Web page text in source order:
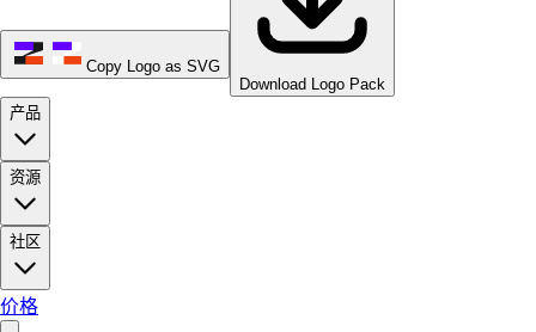
Copy Logo as SVG
Download Logo Pack
产品
资源
社区
价格